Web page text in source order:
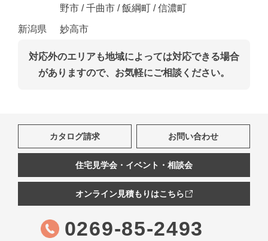
野市 / 千曲市 / 飯綱町 / 信濃町
新潟県 妙高市
対応外のエリアも地域によっては対応できる場合
がありますので、お気軽にご相談ください。
カタログ請求 お問い合わせ
住宅見学会・イベント・相談会
オンライン見積もりはこちら
0269-85-2493